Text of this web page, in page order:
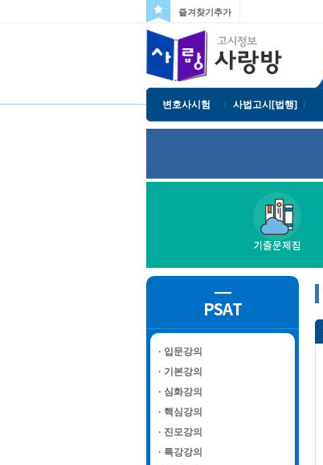
즐겨찾기추가
변호사시험 사법고시[법행]
기출문제집
PSAT
· 입문강의
· 기본강의
· 심화강의
· 핵심강의
· 진모강의
· 특강강의